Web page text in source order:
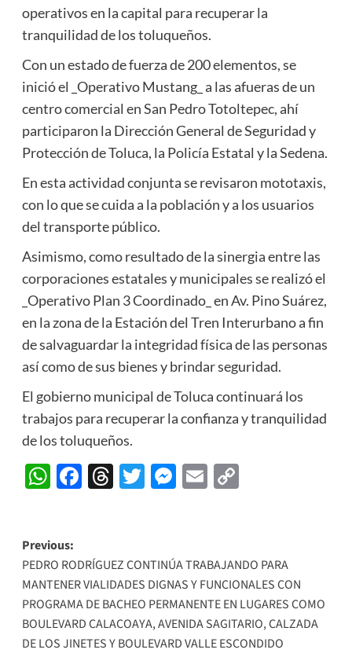
operativos en la capital para recuperar la
tranquilidad de los toluqueños.
Con un estado de fuerza de 200 elementos, se
inició el _Operativo Mustang_ a las afueras de un
centro comercial en San Pedro Totoltepec, ahí
participaron la Dirección General de Seguridad y
Protección de Toluca, la Policía Estatal y la Sedena.
En esta actividad conjunta se revisaron mototaxis,
con lo que se cuida a la población y a los usuarios
del transporte público.
Asimismo, como resultado de la sinergia entre las
corporaciones estatales y municipales se realizó el
_Operativo Plan 3 Coordinado_ en Av. Pino Suárez,
en la zona de la Estación del Tren Interurbano a fin
de salvaguardar la integridad física de las personas
así como de sus bienes y brindar seguridad.
El gobierno municipal de Toluca continuará los
trabajos para recuperar la confianza y tranquilidad
de los toluqueños.
WhatsApp
Facebook
Threads
Twitter
Messenger
EmailCopy
Post
navigation
Previous:
PEDRO RODRÍGUEZ CONTINÚA TRABAJANDO PARA
MANTENER VIALIDADES DIGNAS Y FUNCIONALES CON
PROGRAMA DE BACHEO PERMANENTE EN LUGARES COMO
BOULEVARD CALACOAYA, AVENIDA SAGITARIO, CALZADA
DE LOS JINETES Y BOULEVARD VALLE ESCONDIDO